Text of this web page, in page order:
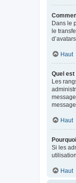
Dans le
le
Haut
Quel
Les
Haut
Si les
Haut